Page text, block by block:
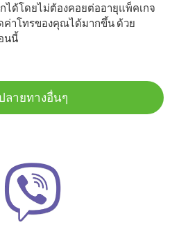
ได้โดยไม่ต้องคอยต่ออายุแพ็คเกจ
าโทรของคุณได้มากขึ้น ด้วย
นนี้
ลายทางอื่นๆ